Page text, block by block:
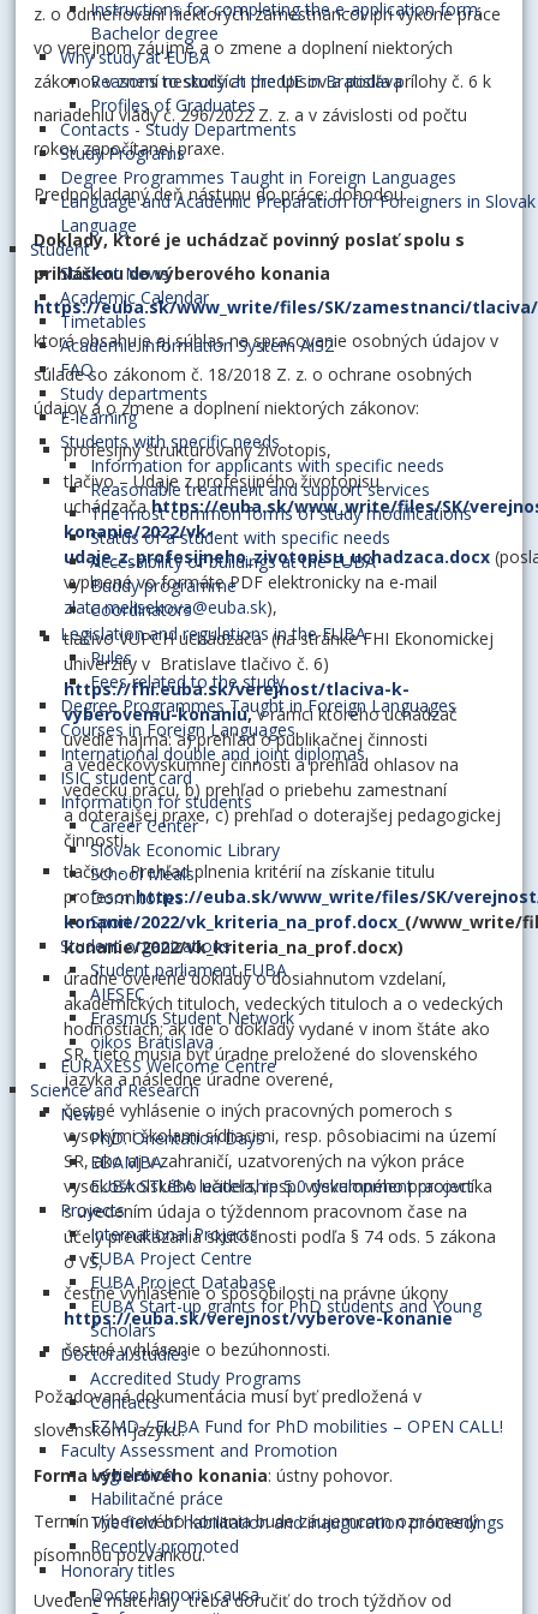
Instructions for completing the e-application form,
Bachelor degree
Why study at EUBA
Reasons to study at the UE in Bratislava
Profiles of Graduates
Contacts - Study Departments
Study Programs
Degree Programmes Taught in Foreign Languages
Language and Academic Preparation for Foreigners in Slovak
Language
Student
Student News
Academic Calendar
Timetables
Academic Information System AiS2
FAQ
Study departments
E-learning
Students with specific needs
Information for applicants with specific needs
Reasonable treatment and support services
The most common forms of study modifications
Status of a student with specific needs
Accessibility of buildings at the EUBA
Buddy programme
Coordinators
Legislation and regulations in the EUBA
Rules
Fees related to the study
Degree Programmes Taught in Foreign Languages
Courses in Foreign Languages
International double and joint diplomas
ISIC student card
Information for students
Career Center
Slovak Economic Library
School Meals
Dormitories
Sport
Student organizations
Student parliament EUBA
AIESEC
Erasmus Student Network
oikos Bratislava
EURAXESS Welcome Centre
Science and Research
News
PhD. Orientation Days
EDAMBA
EUBA STUBA leadership 5.0 development project
Projects
International Projects
EUBA Project Centre
EUBA Project Database
EUBA Start-up grants for PhD students and Young
Scholars
Doctoral studies
Accredited Study Programs
Contacts
FZMD / EUBA Fund for PhD mobilities – OPEN CALL!
Faculty Assessment and Promotion
Legislation
Habilitačné práce
The field of habilitation and inauguration proceedings
Recently promoted
Honorary titles
Doctor honoris causa
z. o odmeňovaní niektorých zamestnancov pri výkone práce
vo verejnom záujme a o zmene a doplnení niektorých
zákonov v znení neskorších predpisov a podľa prílohy č. 6 k
nariadeniu vlády č. 296/2022 Z. z. a v závislosti od počtu
rokov započítanej praxe.
Predpokladaný deň nástupu do práce: dohodou.
Doklady, ktoré je uchádzač povinný poslať spolu s
prihláškou do výberového konania
https://euba.sk/www_write/files/SK/zamestnanci/tlaciva/
ktorá obsahuje aj súhlas na spracovanie osobných údajov v
súlade so zákonom č. 18/2018 Z. z. o ochrane osobných
údajov a o zmene a doplnení niektorých zákonov:
profesijný štruktúrovaný životopis,
tlačivo – Údaje z profesijného životopisu
uchádzačahttps://euba.sk/www_write/files/SK/
konanie/2022/vk-
udaje_z_profesijneho_zivotopisu_uchadzaca.docx
vyplnené vo formáte PDF elektronicky na e-mail
zlata.melisekova@euba.sk),
tlačivo VUPCH uchádzača (na stránke FHI Ekonomickej
univerzity v Bratislave tlačivo č. 6)
https://fhi.euba.sk/verejnost/tlaciva-k-
vyberovemu-konaniu,v rámci ktorého uchádzač
uvedie najmä: a) prehľad o publikačnej činnosti
a vedeckovýskumnej činnosti a prehľad ohlasov na
vedeckú prácu, b) prehľad o priebehu zamestnaní
a doterajšej praxe, c) prehľad o doterajšej pedagogickej
činnosti,
tlačivo - Prehľad plnenia kritérií na získanie titulu
profesorhttps://euba.sk/www_write/files/SK/
konanie/2022/vk_kriteria_na_prof.docx _(/www_write/
konanie/2022/vk_kriteria_na_prof.docx)
úradne overené doklady o dosiahnutom vzdelaní,
akademických tituloch, vedeckých tituloch a o vedeckých
hodnostiach; ak ide o doklady vydané v inom štáte ako
SR, tieto musia byť úradne preložené do slovenského
jazyka a následne úradne overené,
čestné vyhlásenie o iných pracovných pomeroch s
vysokými školami sídliacimi, resp. pôsobiacimi na území
SR, ako aj v zahraničí, uzatvorených na výkon práce
vysokoškolského učiteľa, resp. výskumného pracovníka
s uvedením údaja o týždennom pracovnom čase na
účely preukázania skutočnosti podľa § 74 ods. 5 zákona
o VŠ,
čestné vyhlásenie o spôsobilosti na právne úkony
https://euba.sk/verejnost/vyberove-konanie
čestné vyhlásenie o bezúhonnosti.
Požadovaná dokumentácia musí byť predložená v
slovenskom jazyku.
Forma výberového konania: ústny pohovor.
Termín výberového konania bude záujemcom oznámený
písomnou pozvánkou.
Uvedené materiály treba doručiť do troch týždňov od